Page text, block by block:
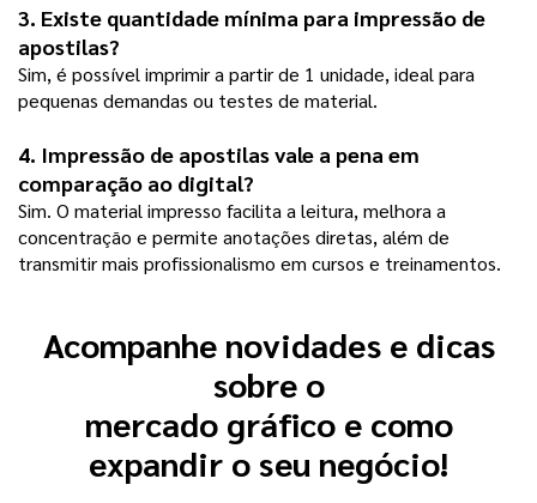
3. Existe quantidade mínima para impressão de
apostilas?
Sim, é possível imprimir a partir de 1 unidade, ideal para
pequenas demandas ou testes de material.
4. Impressão de apostilas vale a pena em
comparação ao digital?
Sim. O material impresso facilita a leitura, melhora a
concentração e permite anotações diretas, além de
transmitir mais profissionalismo em cursos e treinamentos.
Acompanhe novidades e dicas
sobre o
mercado gráfico e como
expandir o seu negócio!